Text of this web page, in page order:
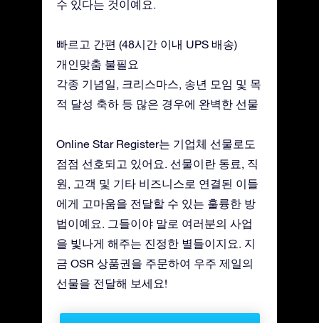
수 있다는 것이예요.
빠르고 간편 (48시간 이내 UPS 배송)
개인맞춤 불필요
각종 기념일, 크리스마스, 송년 모임 및 목
적 달성 축하 등 많은 경우에 완벽한 선물
Online Star Register는 기업체 선물로도
점점 선호되고 있어요. 선물이란 동료, 직
원, 고객 및 기타 비즈니스로 연결된 이들
에게 고마움을 전달할 수 있는 훌륭한 방
법이예요. 그들이야 말로 여러분의 사업
을 빛나게 해주는 진정한 별들이지요. 지
금 OSR 상품권을 주문하여 우주 제일의
선물을 전달해 보세요!